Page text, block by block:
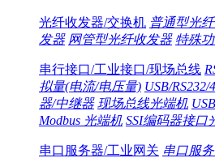
光纤收发器/交换机 普通型光
发器 网管型光纤收发器 特殊
串行接口/工业接口/现场总线
拟量(电流/电压量) USB/
器/中继器 现场总线光端机
Modbus 光端机 SSI编码器接口
串口服务器/工业网关 串口服